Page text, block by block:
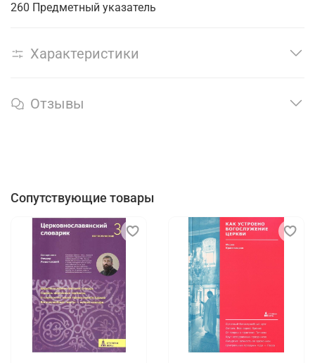
260 Предметный указатель
Характеристики
Отзывы
Сопутствующие товары